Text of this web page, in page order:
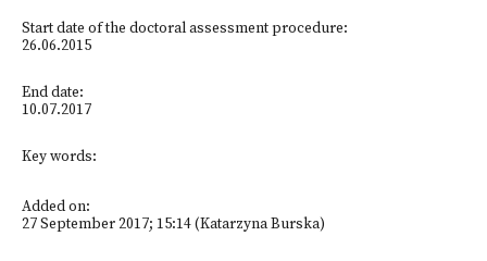
Start date of the doctoral assessment procedure:
26.06.2015
End date:
10.07.2017
Key words:
Added on:
27 September 2017; 15:14 (Katarzyna Burska)